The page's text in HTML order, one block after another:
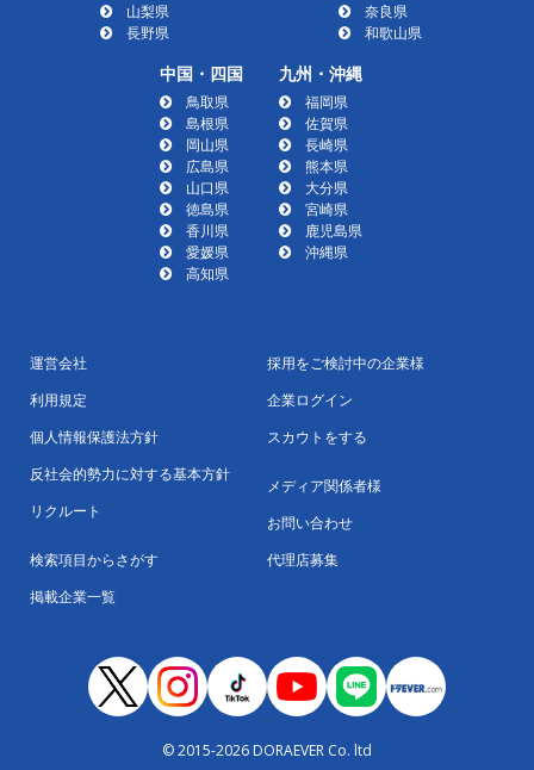
山梨県
長野県
奈良県
和歌山県
中国・四国
鳥取県
島根県
岡山県
広島県
山口県
徳島県
香川県
愛媛県
高知県
九州・沖縄
福岡県
佐賀県
長崎県
熊本県
大分県
宮崎県
鹿児島県
沖縄県
運営会社
利用規定
個人情報保護法方針
反社会的勢力に対する基本方針
リクルート
検索項目からさがす
掲載企業一覧
採用をご検討中の企業様
企業ログイン
スカウトをする
メディア関係者様
お問い合わせ
代理店募集
© 2015-2026 DORAEVER Co. ltd